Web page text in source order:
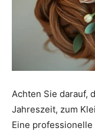
Achten Sie darauf,
Jahreszeit, zum
Eine